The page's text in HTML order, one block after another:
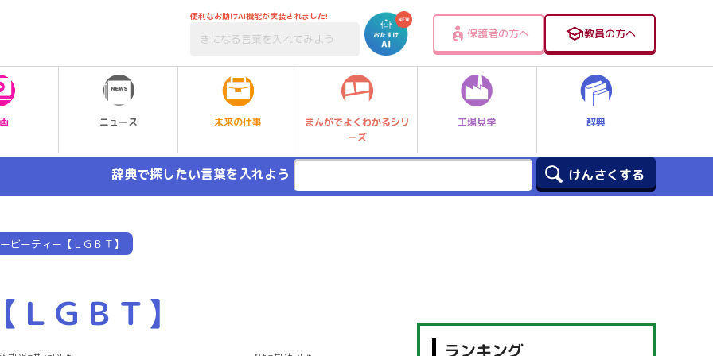
便利なお助けAI機能が実装されました!
保護者の方へ 教員の方へ
ニュース 未来の仕事
まんがでよくわかるシリ
ーズ
工場見学 辞典
辞典で探したい言葉を入れよう
ビーティー【ＬＧＢＴ】
ＧＢＴ】
ランキング